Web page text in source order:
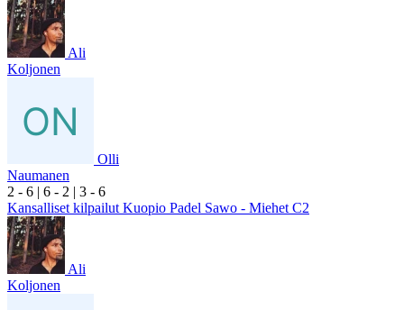
Ali
Koljonen
Olli
Naumanen
2 - 6 | 6 - 2 | 3 - 6
Kansalliset kilpailut Kuopio Padel Sawo - Miehet C2
Ali
Koljonen